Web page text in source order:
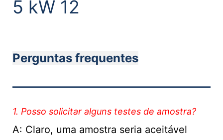
Perguntas frequentes
1. Posso solicitar alguns testes de amostra?
A: Claro, uma amostra seria aceitável